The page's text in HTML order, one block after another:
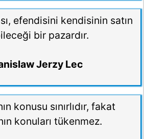
efendisini kendisinin satın
bir pazardır.
Jerzy Lec
konusu sınırlıdır, fakat
konuları tükenmez.